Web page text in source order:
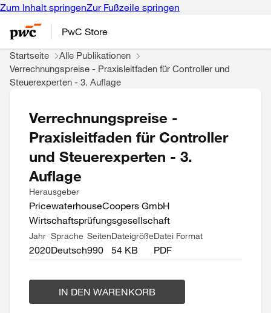
Zum Inhalt springenZur Fußzeile springen
PwC Store
Startseite
Alle Publikationen
Verrechnungspreise - Praxisleitfaden für Controller und
Steuerexperten - 3. Auflage
Verrechnungspreise -
Praxisleitfaden für Controller
und Steuerexperten - 3.
Auflage
Herausgeber
PricewaterhouseCoopers GmbH
Wirtschaftsprüfungsgesellschaft
Jahr
2020
Sprache
Deutsch
Seiten
990
Dateigröße
54 KB
Datei Format
PDF
IN DEN WARENKORB